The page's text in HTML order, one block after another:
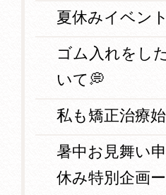
夏休みイベント
ゴム入れをし
いて💭
私も矯正治療始
暑中お見舞い
休み特別企画ー